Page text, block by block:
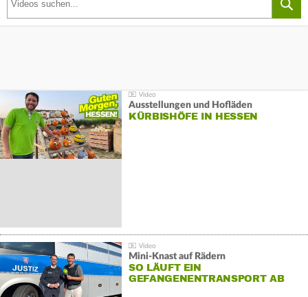
Ausstellungen und Hofläden
KÜRBISHÖFE IN HESSEN
Mini-Knast auf Rädern
SO LÄUFT EIN
GEFANGENENTRANSPORT AB